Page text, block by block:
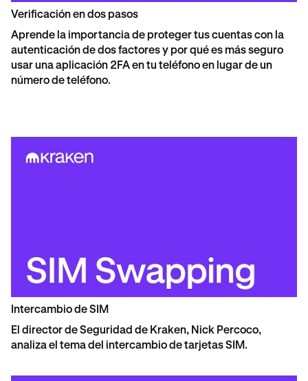
Verificación en dos pasos
Aprende la importancia de proteger tus cuentas con la
autenticación de dos factores y por qué es más seguro
usar una aplicación 2FA en tu teléfono en lugar de un
número de teléfono.
Intercambio de SIM
El director de Seguridad de Kraken, Nick Percoco,
analiza el tema del intercambio de tarjetas SIM.